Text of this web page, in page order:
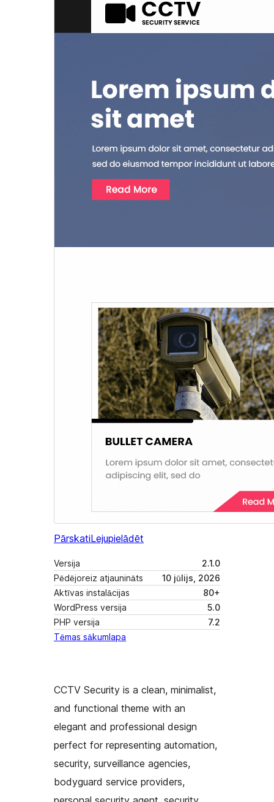
PārskatiLejupielādēt
Versija
2.1.0
Pēdējoreiz atjaunināts
10 jūlijs, 2026
Aktīvas instalācijas
80+
WordPress versija
5.0
PHP versija
7.2
Tēmas sākumlapa
CCTV Security is a clean, minimalist,
and functional theme with an
elegant and professional design
perfect for representing automation,
security, surveillance agencies,
bodyguard service providers,